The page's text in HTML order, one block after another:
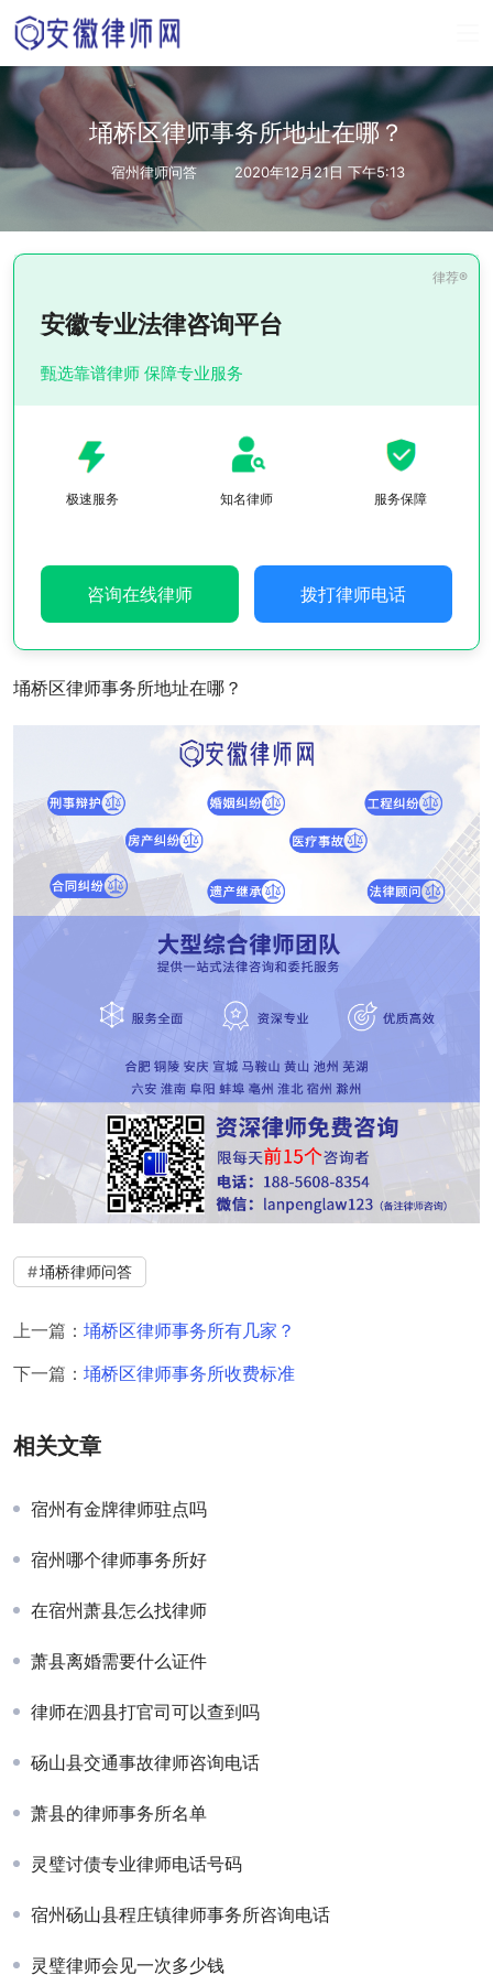
埇桥区律师事务所地址在哪？
宿州律师问答 2020年12月21日 下午5:13
安徽专业法律咨询平台
甄选靠谱律师 保障专业服务
极速服务 知名律师 服务保障
咨询在线律师 拨打律师电话
埇桥区律师事务所地址在哪？
埇桥律师问答
上一篇： 埇桥区律师事务所有几家？
下一篇： 埇桥区律师事务所收费标准
相关文章
宿州有金牌律师驻点吗
宿州哪个律师事务所好
在宿州萧县怎么找律师
萧县离婚需要什么证件
律师在泗县打官司可以查到吗
砀山县交通事故律师咨询电话
萧县的律师事务所名单
灵璧讨债专业律师电话号码
宿州砀山县程庄镇律师事务所咨询电话
灵璧律师会见一次多少钱